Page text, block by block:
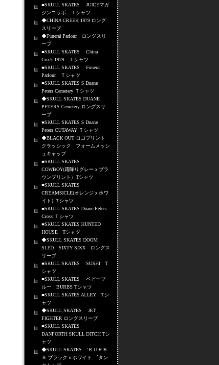
■SKULL SKATES JUICEマガ
ジンコラボ Ｔシャツ
◆CHINA CREEK 1979 ロング
スリーブ
◆Funeral Parlour ロングスリ
ーブ
■SKULL SKATES China
Creek 1979 Ｔシャツ
■SKULL SKATES Funeral
Parlour Ｔシャツ
■SKULL SKATES S Duane
Peters Cemetery Ｔシャツ
◆SKULL SKATES DUANE
PETERS Cemetery ロングスリ
ーブ
■SKULL SKATES S Duane
Peters CUTAWAY Ｔシャツ
◆BLACK OUT ロゴプリント
クラッシック フォームメッシ
ュキャップ
■SKULL SKATES
COWBOY(霜降りグレーｘブラ
ウンプリント）Tシャツ
■SKULL SKATES
CREAMSICLE(オレンジｘホワ
イト）Tシャツ
■SKULL SKATES Duane Peters
Cross Ｔシャツ
■SKULL SKATES HUNTED
HOUSE Tシャツ
◆SKULL SKATES DOOM
SLED SIXTY SIXX ロングス
リーブ
■SKULL SKATES SUSHI T
シャツ
■SKULL SKATES ベビーブ
ルー BURBS Tシャツ
■SKULL SKATES ALLEY Tシ
ャツ
◆SKULL SKATES JET
FIGHTER ロングスリーブ
■SKULL SKATES
DANFORTH SKULL DITCH Tシ
ャツ
◆SKULL SKATES ‘ＢＵＲＢ
Ｓ ブラックｘホワイト `タン